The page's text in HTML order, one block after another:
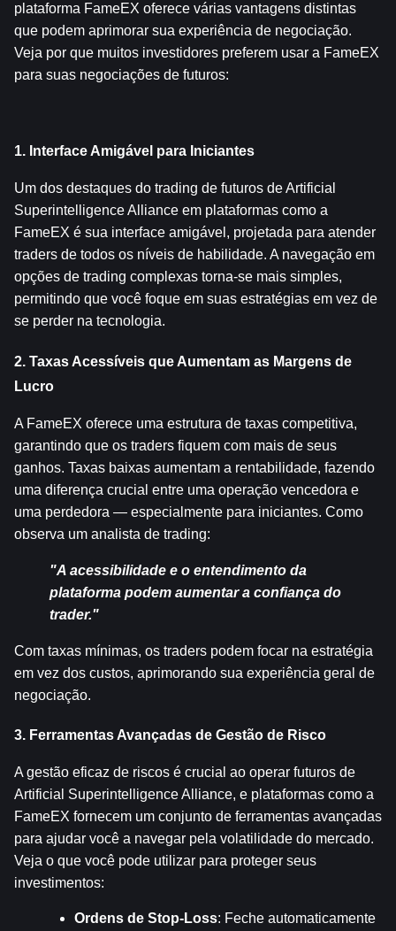
plataforma FameEX oferece várias vantagens distintas
que podem aprimorar sua experiência de negociação.
Veja por que muitos investidores preferem usar a FameEX
para suas negociações de futuros:
1. Interface Amigável para Iniciantes
Um dos destaques do trading de futuros de Artificial
Superintelligence Alliance em plataformas como a
FameEX é sua interface amigável, projetada para atender
traders de todos os níveis de habilidade. A navegação em
opções de trading complexas torna-se mais simples,
permitindo que você foque em suas estratégias em vez de
se perder na tecnologia.
2. Taxas Acessíveis que Aumentam as Margens de
Lucro
A FameEX oferece uma estrutura de taxas competitiva,
garantindo que os traders fiquem com mais de seus
ganhos. Taxas baixas aumentam a rentabilidade, fazendo
uma diferença crucial entre uma operação vencedora e
uma perdedora — especialmente para iniciantes. Como
observa um analista de trading:
"A acessibilidade e o entendimento da
plataforma podem aumentar a confiança do
trader."
Com taxas mínimas, os traders podem focar na estratégia
em vez dos custos, aprimorando sua experiência geral de
negociação.
3. Ferramentas Avançadas de Gestão de Risco
A gestão eficaz de riscos é crucial ao operar futuros de
Artificial Superintelligence Alliance, e plataformas como a
FameEX fornecem um conjunto de ferramentas avançadas
para ajudar você a navegar pela volatilidade do mercado.
Veja o que você pode utilizar para proteger seus
investimentos:
Ordens de Stop-Loss: Feche automaticamente